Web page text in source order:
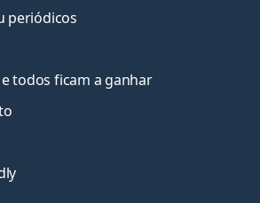
periódicos
todos ficam a ganhar